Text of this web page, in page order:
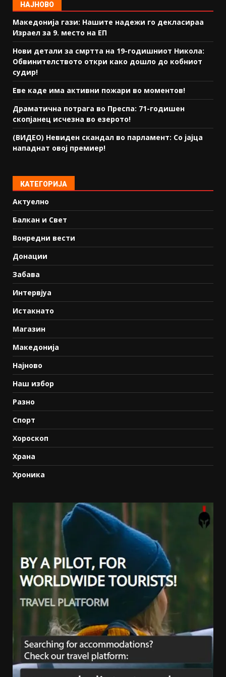
НАЈНОВО
Македонија гази: Нашите надежи го декласираа
Израел за 9. место на ЕП
Нови детали за смртта на 19-годишниот Никола:
Обвинителството откри како дошло до кобниот
судир!
Еве каде има активни пожари во моментов!
Драматична потрага во Преспа: 71-годишен
скопјанец исчезна во езерото!
(ВИДЕО) Невиден скандал во парламент: Со јајца
нападнат овој премиер!
КАТЕГОРИЈА
Актуелно
Балкан и Свет
Вонредни вести
Донации
Забава
Интервјуа
Истакнато
Магазин
Македонија
Најново
Наш избор
Разно
Спорт
Хороскоп
Храна
Хроника